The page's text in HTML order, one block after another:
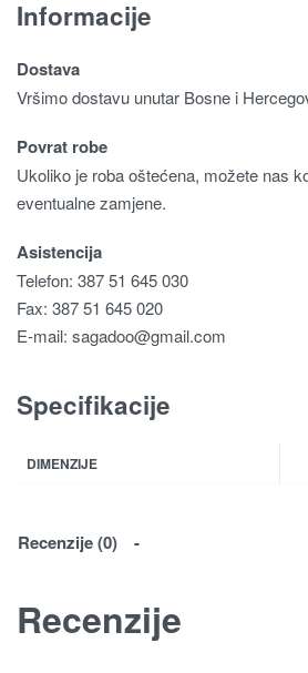
Informacije
Dostava
Vršimo dostavu unutar Bosne i
Povrat robe
Ukoliko je roba oštećena, možete nas
eventualne zamjene.
Asistencija
Telefon: 387 51 645 030
Fax: 387 51 645 020
E-mail: sagadoo@gmail.com
Specifikacije
DIMENZIJE
Recenzije (0)
Recenzije